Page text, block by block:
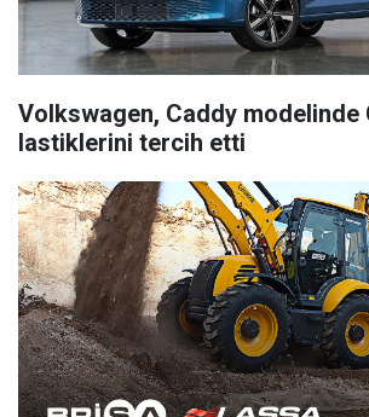
Volkswagen, Caddy modelinde
lastiklerini tercih etti